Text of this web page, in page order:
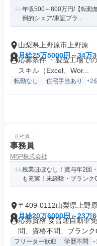
年収500～800万円/【転勤
倒的シェア/東証プラ...
山梨県上野原市上野原
月給25万5000円～34万
応募条件 ・製造工場で
スキル（Excel、Wor...
転勤なし 住宅手当あり +2
正社員
事務員
MSP株式会社
残業ほぼなし！賞与年2回
も充実！未経験・ブランク
〒409-0112山梨県上野
月給20万6000円～23万
応募資格 要普通自動車
問、資格不問、ブランク
フリーター歓迎 学歴不問